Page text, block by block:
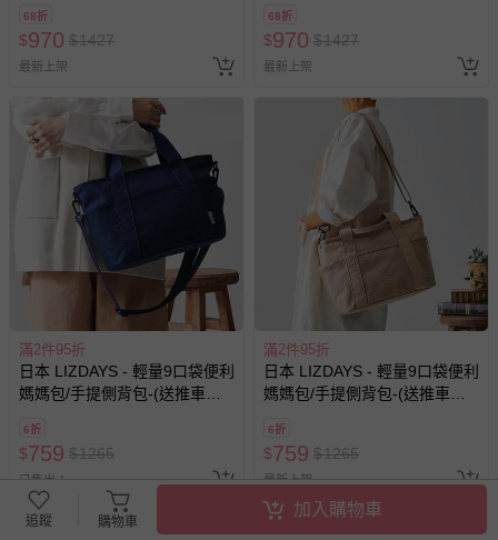
68折
$970 $1427
最新上架
68折
$970 $1427
最新上架
滿2件95折
日本 LIZDAYS - 輕量9口袋便利
媽媽包/手提側背包-(送推車掛
6折
$759 $1265
已售出 1
滿2件95折
日本 LIZDAYS - 輕量9口袋便利
媽媽包/手提側背包-(送推車掛
6折
$759 $1265
最新上架
追蹤 購物車
加入購物車